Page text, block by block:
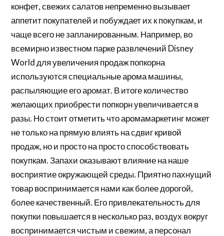
конфет, свежих салатов непременно вызывает
аппетит покупателей и побуждает их к покупкам, и
чаще всего не запланированным. Например, во
всемирно известном парке развлечений Disney
World для увеличения продаж попкорна
используются специальные арома машины,
распыляющие его аромат. В итоге количество
желающих приобрести попкорн увеличивается в
разы. Но стоит отметить что аромамаркетинг может
не только на прямую влиять на сдвиг кривой
продаж, но и просто на просто способствовать
покупкам. Запахи оказывают влияние на наше
восприятие окружающей среды. Приятно пахнущий
товар воспринимается нами как более дорогой,
более качественный. Его привлекательность для
покупки повышается в несколько раз, воздух вокруг
воспринимается чистым и свежим, а персонал